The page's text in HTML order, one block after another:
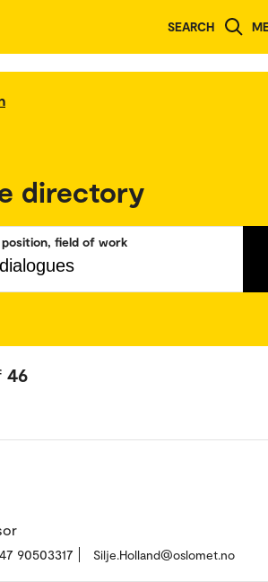
SEARCH
directory
position, field of work
46
90503317 Silje.Holland@oslomet.no